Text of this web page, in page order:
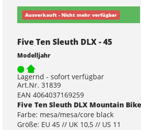
Ausverkauft - Nicht mehr verfügbar
Five Ten Sleuth DLX - 45
Modelljahr
Lagernd - sofort verfügbar
Art.Nr. 31839
EAN 4064037169259
Five Ten Sleuth DLX Mountain
Farbe: mesa/mesa/core black
Größe: EU 45 // UK 10,5 // US 11